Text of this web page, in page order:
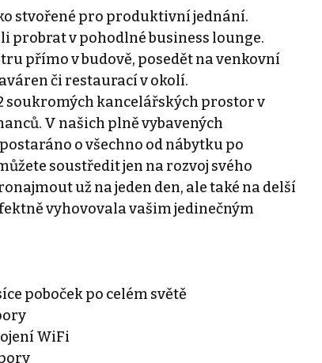
stvořené pro produktivní jednání.
probrat v pohodlné business lounge.
přímo v budově, posedět na venkovní
či restaurací v okolí.
soukromých kancelářských prostor v
V našich plně vybavených
o všechno od nábytku po
soustředit jen na rozvoj svého
už na jeden den, ale také na delší
vyhovovala vašim jedinečným
poboček po celém světě
WiFi